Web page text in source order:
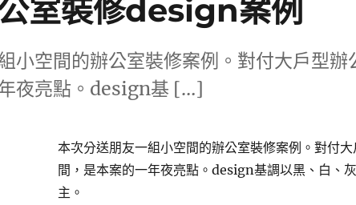
室裝修design案例
小空間的辦公室裝修案例。對付大戶型
夜亮點。design基 […]
本次分送朋友一組小空間的辦公室裝修案例。對付
間，是本案的一年夜亮點。design基調以黑、白、
主。